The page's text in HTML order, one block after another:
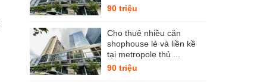
90 triệu
Cho thuê nhiều căn
shophouse lẻ và liền kề
tại metropole thủ ...
90 triệu